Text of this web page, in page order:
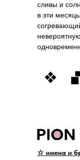
сливы и
в эти
☆ имена и